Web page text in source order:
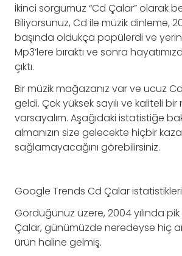
İkinci sorgumuz “Cd Çalar” olarak
Biliyorsunuz, Cd ile müzik dinleme,
başında oldukça popülerdi ve
Mp3’lere bıraktı ve sonra
çıktı.
Bir müzik mağazanız var ve ucuz
geldi. Çok yüksek sayılı ve kaliteli
varsayalım. Aşağıdaki istatistiğe
almanızın size gelecekte hiçbir
sağlamayacağını görebilirsiniz.
Google Trends Cd Çalar istatistikleri
Gördüğünüz üzere, 2004 yılında
Çalar, günümüzde neredeyse hiç
ürün haline gelmiş.